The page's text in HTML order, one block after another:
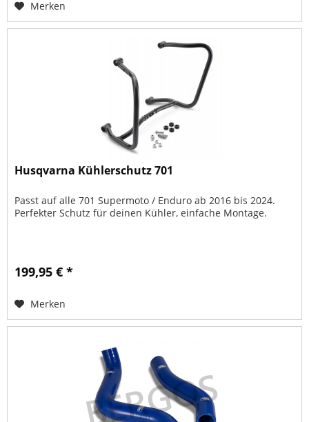
Merken
Husqvarna Kühlerschutz 701
Passt auf alle 701 Supermoto / Enduro ab 2016 bis 2024.
Perfekter Schutz für deinen Kühler, einfache Montage.
199,95 € *
Merken